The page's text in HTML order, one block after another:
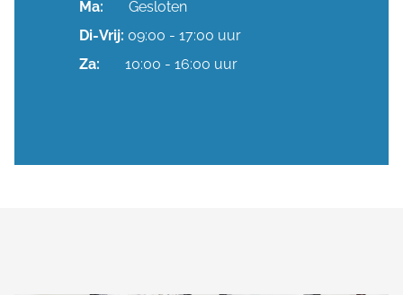
Ma: Gesloten
Di-Vrij: 09:00 - 17:00 uur
Za: 10:00 - 16:00 uur